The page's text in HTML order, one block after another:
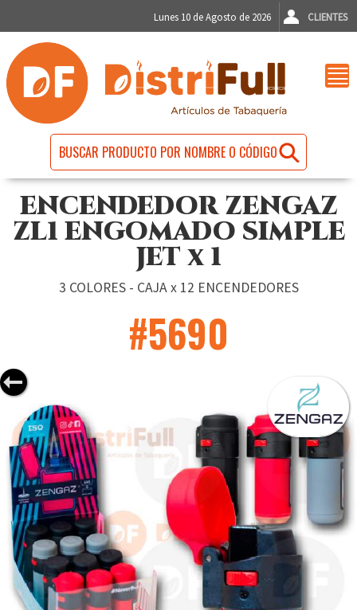
Lunes 10 de Agosto de 2026 CLIENTES
ENCENDEDOR ZENGAZ
ZL1 ENGOMADO SIMPLE
JET x 1
3 COLORES - CAJA x 12 ENCENDEDORES
#5690